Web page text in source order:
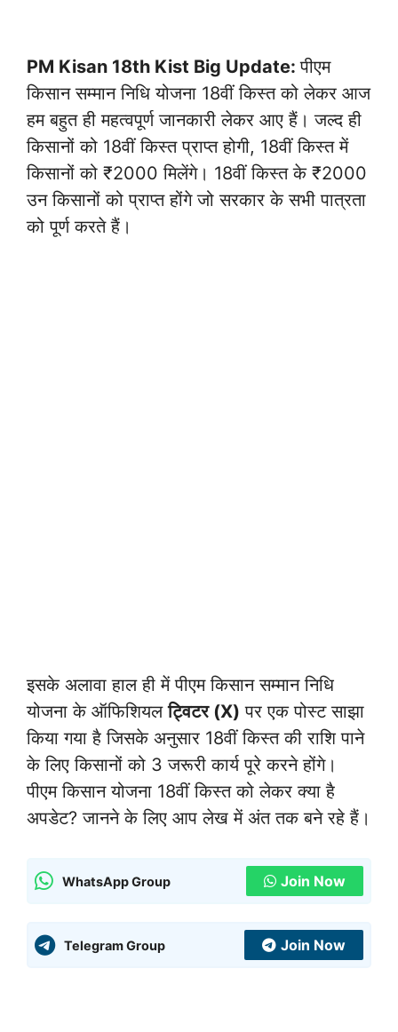
PM Kisan 18th Kist Big Update:पीएम
किसान सम्मान निधि योजना 18वीं किस्त को लेकर आज
हम बहुत ही महत्वपूर्ण जानकारी लेकर आए हैं। जल्द ही
किसानों को 18वीं किस्त प्राप्त होगी, 18वीं किस्त में
किसानों को ₹2000 मिलेंगे। 18वीं किस्त के ₹2000
उन किसानों को प्राप्त होंगे जो सरकार के सभी पात्रता
को पूर्ण करते हैं।
इसके अलावा हाल ही में पीएम किसान सम्मान निधि
योजना के ऑफिशियलट्विटर (X) पर एक पोस्ट साझा
किया गया है जिसके अनुसार 18वीं किस्त की राशि पाने
के लिए किसानों को 3 जरूरी कार्य पूरे करने होंगे।
पीएम किसान योजना 18वीं किस्त को लेकर क्या है
अपडेट? जानने के लिए आप लेख में अंत तक बने रहे हैं।
WhatsApp Group Join Now
Telegram Group Join Now